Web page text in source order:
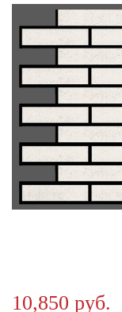
10,850 руб.